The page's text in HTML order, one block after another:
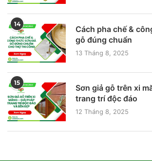
14
Cách pha chế &
gỗ đúng chuẩn
13 Tháng 8, 2025
15
Sơn giả gỗ trên xi
trang trí độc đáo
12 Tháng 8, 2025